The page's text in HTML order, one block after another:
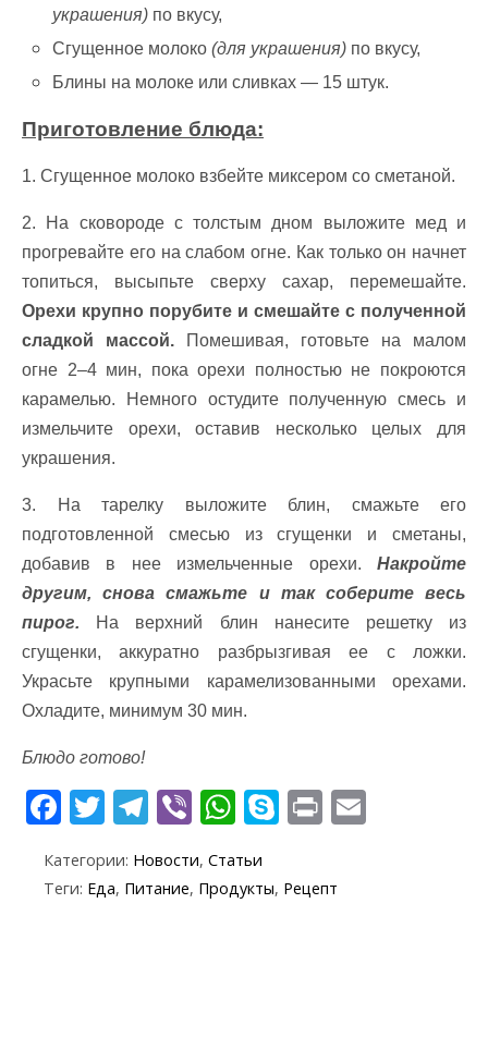
украшения) по вкусу,
Сгущенное молоко(для украшения) по вкусу,
Блины на молоке или сливках — 15 штук.
Приготовление блюда:
1. Сгущенное молоко взбейте миксером со сметаной.
2. На сковороде с толстым дном выложите мед и
прогревайте его на слабом огне. Как только он начнет
топиться, высыпьте сверху сахар, перемешайте.
Орехи крупно порубите и смешайте с полученной
сладкой массой. Помешивая, готовьте на малом
огне 2–4 мин, пока орехи полностью не покроются
карамелью. Немного остудите полученную смесь и
измельчите орехи, оставив несколько целых для
украшения.
3. На тарелку выложите блин, смажьте его
подготовленной смесью из сгущенки и сметаны,
добавив в нее измельченные орехи. Накройте
другим, снова смажьте и так соберите весь
пирог. На верхний блин нанесите решетку из
сгущенки, аккуратно разбрызгивая ее с ложки.
Украсьте крупными карамелизованными орехами.
Охладите, минимум 30 мин.
Блюдо готово!
F
e
T
itt
er
T
e
Vi
er
W
at
s
S
y
Pr
t
Категории: Новости, Статьи
Теги: Еда, Питание, Продукты, Рецепт